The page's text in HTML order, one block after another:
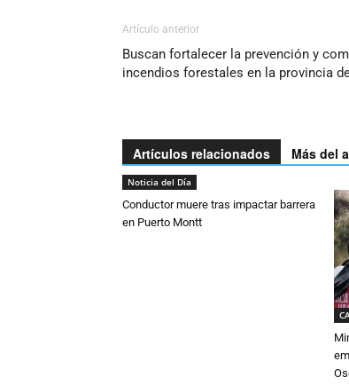
Artículo anterior
Buscan fortalecer la prevención y
incendios forestales en la provincia
Artículos relacionados Más del
Noticia del Día
Conductor muere tras impactar barrera
en Puerto Montt